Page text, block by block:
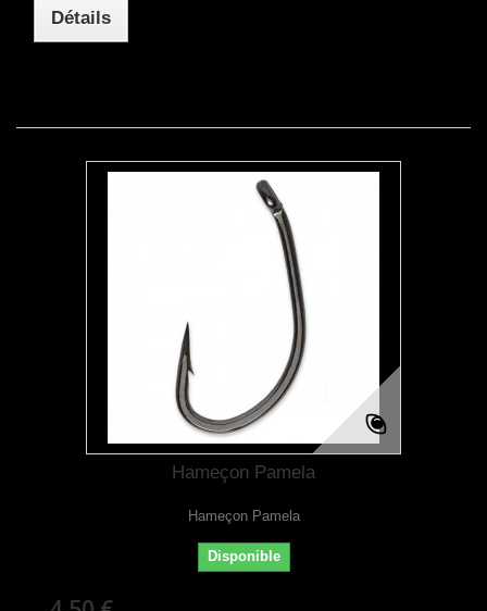
Détails
Hameçon Pamela
Hameçon Pamela
Disponible